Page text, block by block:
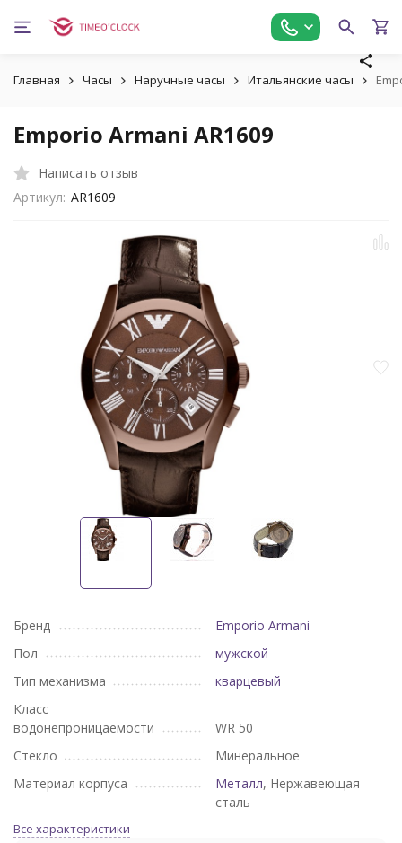
Главная Часы Наручные часы Итальянские часы
Emporio Armani AR1609
Написать отзыв
Артикул: AR1609
Бренд
Emporio Armani
Пол
мужской
Тип механизма
кварцевый
Класс
водонепроницаемости
WR 50
Стекло
Минеральное
Материал корпуса
Металл, Нержавеющая
сталь
Все характеристики